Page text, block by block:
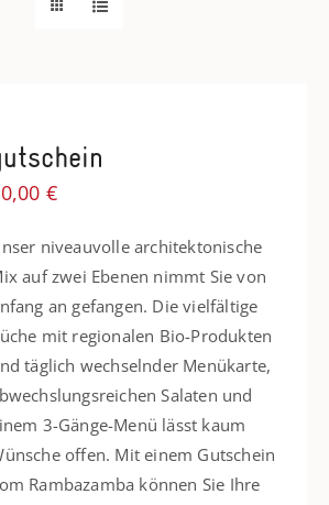
€
niveauvolle architektonische
auf zwei Ebenen nimmt Sie von
an gefangen. Die vielfältige
mit regionalen Bio-Produkten
täglich wechselnder Menükarte,
Salaten und
3-Gänge-Menü lässt kaum
offen. Mit einem Gutschein
Rambazamba können Sie Ihre